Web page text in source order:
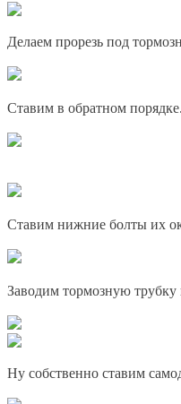
Делаем прорезь под
Ставим в обратном
Ставим нижние болты их
Заводим тормозную
Ну собственно ставим